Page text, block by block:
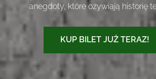
anegdoty, które ożywiają historię
KUP BILET JUŻ TERAZ!